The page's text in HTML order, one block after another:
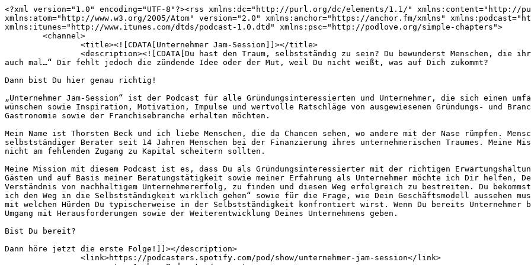
<?xml version="1.0" encoding="UTF-8"?><rss xmlns:dc="http://purl.org/dc/elements/1.1/" xmlns:content="http://purl.org/rss/1.0/modules/content/" xmlns:atom="http://www.w3.org/2005/Atom" version="2.0" xmlns:anchor="https://anchor.fm/xmlns" xmlns:podcast="https://podcastindex.org/namespace/1.0" xmlns:itunes="http://www.itunes.com/dtds/podcast-1.0.dtd" xmlns:psc="http://podlove.org/simple-chapters">
	<channel>
		<title><![CDATA[Unternehmer Jam-Session]]></title>
		<description><![CDATA[Du hast den Traum, selbstständig zu sein? Du bewunderst Menschen, die ihre Vision umsetzen? Getreu dem Motto „… Man müsste doch auch mal…“ Dir fehlt jedoch die zündende Idee oder der Mut, weil Du nicht weißt, was auf Dich zukommt? 

Dann bist Du hier genau richtig! 

„Unternehmer Jam-Session“ ist der Podcast für alle Gründungsinteressierten und Unternehmer, die sich einen umfassenden und ungeschönten Blick in das Unternehmersein wünschen sowie Inspiration, Motivation, Impulse und wertvolle Ratschläge von ausgewiesenen Gründungs- und Branchenexperten sowie von Unternehmern vor allem aus der Gastronomie sowie der Franchisebranche erhalten möchten. 

Mein Name ist Thorsten Beck und ich liebe Menschen, die da Chancen sehen, wo andere mit der Nase rümpfen. Menschen, die ungewohnte Wege gehen. Ich unterstütze als selbstständiger Berater seit 14 Jahren Menschen bei der Finanzierung ihres unternehmerischen Traumes. Meine Mission als Finanzierungsberater ist es, dass gute Ideen nicht am fehlenden Zugang zu Kapital scheitern sollten.

Meine Mission mit diesem Podcast ist es, dass Du als Gründungsinteressierter mit der richtigen Erwartungshaltung in das Unternehmertum startest. Gemeinsam mit meinen Gästen und auf Basis meiner Beratungstätigkeit sowie meiner Erfahrung als Unternehmer möchte ich Dir helfen, Deinen Weg zur unternehmerischen Freiheit, meinem Verständnis von nachhaltigem Unternehmererfolg, zu finden und diesen Weg erfolgreich zu bestreiten. Du bekommst wertvolle Informationen für die Entscheidung „möchte ich den Weg in die Selbstständigkeit wirklich gehen“ sowie für die Frage, wie Dein Geschäftsmodell aussehen muss, um sich erfolgreich zu positionieren. Du erfährst, mit welchen Hürden Du typischerweise in der Selbstständigkeit konfrontiert wirst. Wenn Du bereits Unternehmer bist, möchte ich Dir mit diesem Podcast Impulse für den Umgang mit Herausforderungen sowie der Weiterentwicklung Deines Unternehmens geben. 

Bist Du bereit? 

Dann höre jetzt die erste Folge!]]></description>
		<link>https://podcasters.spotify.com/pod/show/unternehmer-jam-session</link>
		<generator>Anchor Podcasts</generator>
		<lastBuildDate>Fri, 31 Jul 2026 05:01:55 GMT</lastBuildDate>
		<atom:link href="https://anchor.fm/s/115003c6c/podcast/rss" rel="self" type="application/rss+xml"/>
		<author><![CDATA[Thorsten Beck - Experte für Finanzierung, KfW Darlehen, Franchise &amp; Gastronomie]]></author>
		<copyright><![CDATA[Thorsten Beck - Experte für Finanzierung, KfW Darlehen, Franchise &amp; Gastronomie]]></copyright>
		<language><![CDATA[de]]></language>
		<atom:link rel="hub" href="https://pubsubhubbub.appspot.com/"/>
		<itunes:author>Thorsten Beck - Experte für Finanzierung, KfW Darlehen, Franchise &amp;amp; Gastronomie</itunes:author>
		<itunes:summary>Du hast den Traum, selbstständig zu sein? Du bewunderst Menschen, die ihre Vision umsetzen? Getreu dem Motto „… Man müsste doch auch mal…“ Dir fehlt jedoch die zündende Idee oder der Mut, weil Du nicht weißt, was auf Dich zukommt? 

Dann bist Du hier genau richtig! 

„Unternehmer Jam-Session“ ist der Podcast für alle Gründungsinteressierten und Unternehmer, die sich einen umfassenden und ungeschönten Blick in das Unternehmersein wünschen sowie Inspiration, Motivation, Impulse und wertvolle Ratschläge von ausgewiesenen Gründungs- und Branchenexperten sowie von Unternehmern vor allem aus der Gastronomie sowie der Franchisebranche erhalten möchten. 

Mein Name ist Thorsten Beck und ich liebe Menschen, die da Chancen sehen, wo andere mit der Nase rümpfen. Menschen, die ungewohnte Wege gehen. Ich unterstütze als selbstständiger Berater seit 14 Jahren Menschen bei der Finanzierung ihres unternehmerischen Traumes. Meine Mission als Finanzierungsberater ist es, dass gute Ideen nicht am fehlenden Zugang zu Kapital scheitern sollten.

Meine Mission mit diesem Podcast ist es, dass Du als Gründungsinteressierter mit der richtigen Erwartungshaltung in das Unternehmertum startest. Gemeinsam mit meinen Gästen und auf Basis meiner Beratungstätigkeit sowie meiner Erfahrung als Unternehmer möchte ich Dir helfen, Deinen Weg zur unternehmerischen Freiheit, meinem Verständnis von nachhaltigem Unternehmererfolg, zu finden und diesen Weg erfolgreich zu bestreiten. Du bekommst wertvolle Informationen für die Entscheidung „möchte ich den Weg in die Selbstständigkeit wirklich gehen“ sowie für die Frage, wie Dein Geschäftsmodell aussehen muss, um sich erfolgreich zu positionieren. Du erfährst, mit welchen Hürden Du typischerweise in der Selbstständigkeit konfrontiert wirst. Wenn Du bereits Unternehmer bist, möchte ich Dir mit diesem Podcast Impulse für den Umgang mit Herausforderungen sowie der Weiterentwicklung Deines Unternehmens geben. 

Bist Du bereit? 

Dann höre jetzt die erste Folge!</itunes:summary>
		<itunes:type>episodic</itunes:type>
		<itunes:owner>
			<itunes:name>Thorsten Beck - Experte für Finanzierung, KfW Darlehen, Franchise &amp;amp; Gastronomie</itunes:name>
			<itunes:email>tb@becks-ub.de</itunes:email>
		</itunes:owner>
		<itunes:explicit>false</itunes:explicit>
		<itunes:category text="Business">
			<itunes:category text="Entrepreneurship"/>
		</itunes:category>
		<itunes:image href="https://d3t3ozftmdmh3i.cloudfront.net/staging/podcast_uploaded_nologo/46373043/46373043-1784792960602-8770834fdb1c5.jpg"/>
		<item>
			<title><![CDATA[Beats, Rhymes & Love mit Gerrit]]></title>
			<description><![CDATA[<p>BÄM. Die 15. offizielle Folge von Beats, Rhymes &amp; Love (BRL), dem Podcast aus Liebe zur Musik, erblickt das Licht der Welt und teilt sich ab sofort den Release-Friday mit der Unternehmer Jam-Session (UJS), d.h. immer im Wechsel erscheint eine Folge UJS und eine Folge BRL oder anders ausgedrückt, beide Podcasts erscheinen im Wechsel 14-tägig. </p><p>Das Konzept von BRL ist simple: in jeder Folge ist ein fantastischer Gast am Start und hat 5 Alben und/oder Songs sowie Geschichten dabei, warum es gerade diese Alben, Songs, Künstler in seine persönliche Auswahl geschafft haben. Und auch ich teile Erinnerungen, Geschichten, Erlebnisse zu jeweils 5 Alben und/oder Songs. Gemeinsam erleben wir die Kraft sowie die Magie von Musik. Wir spüren, wie es der Autor Lars Amend so schön in seinem Buch „Imagine“ formuliert, dass Musik die einzige Sprache ist, die jeder Mensch auf der ganzen Welt sofort versteht, dass es in Krisen die Musik, die Gedichte und die Romane sind, die uns Trost spenden und Mut machen, weiter an das Gute zu glauben und das Schöne in der Tristesse zu erkennen. </p><p>Mein heutiger Gast ist Gerrit Retterath. Wir sprechen über Street Art, Graffiti, Kassel und natürlich über Musik. Dabei tauchen wir tief ein in seine persönliche Reise, von den ersten Begegnungen mit Tags und Pieces als Jugendlicher bis hin zu seinem eigenen Buchprojekt „Street-Art to go“, welches die visuelle Identität der Stadt greifbar macht. Gerrit erzählt, wie aus einer Faszination ein konkretes Projekt wurde, das nicht nur Kunst sichtbar macht, sondern auch Künstler unterstützt und ganze Stadtteile neu erlebbar werden lässt. Dabei geht es nicht nur um Farbe auf Beton, sondern um Ausdruck, Haltung und die Frage, wie viel Raum eine Stadt ihrer Subkultur gibt.</p><p>Gleichzeitig sprechen wir über Hip-Hop-